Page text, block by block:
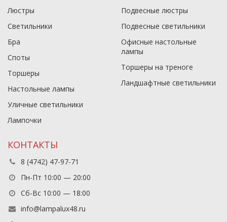
Люстры
Светильники
Бра
Споты
Торшеры
Настольные лампы
Уличные светильники
Лампочки
Подвесные люстры
Подвесные светильники
Офисные настольные
лампы
Торшеры на треноге
Ландшафтные светильники
КОНТАКТЫ
8 (4742) 47-97-71
Пн-Пт 10:00 — 20:00
Сб-Вс 10:00 — 18:00
info@lampalux48.ru